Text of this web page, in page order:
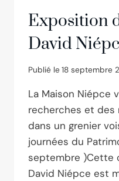
Exposition
David
Publié le18 septembre
La Maison Niépce
recherches et des
dans un grenier
journées du
septembre )Cette
David Niépce est